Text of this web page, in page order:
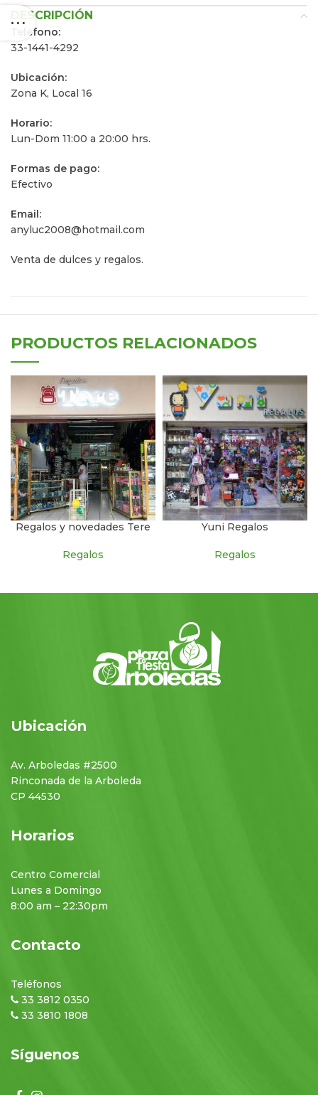
DESCRIPCIÓN
Teléfono:
33-1441-4292
Ubicación:
Zona K, Local 16
Horario:
Lun-Dom 11:00 a 20:00 hrs.
Formas de pago:
Efectivo
Email:
anyluc2008@hotmail.com
Venta de dulces y regalos.
PRODUCTOS RELACIONADOS
Regalos y novedades Tere
Regalos
Yuni Regalos
Regalos
Ubicación
Av. Arboledas #2500
Rinconada de la Arboleda
CP 44530
Horarios
Centro Comercial
Lunes a Domingo
8:00 am – 22:30pm
Contacto
Teléfonos
33 3812 0350
33 3810 1808
Síguenos